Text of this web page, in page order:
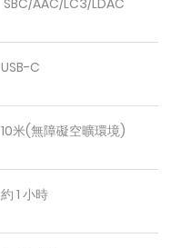
SBC/AAC/LC3/LDAC
USB-C
10米(無障礙空曠環境)
約 1 小時